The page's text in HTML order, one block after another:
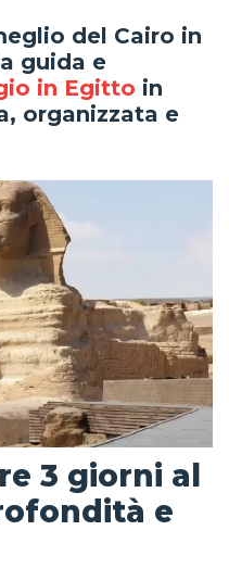
del Cairo in
guida e
in Egitto in
organizzata e
3 giorni al
e